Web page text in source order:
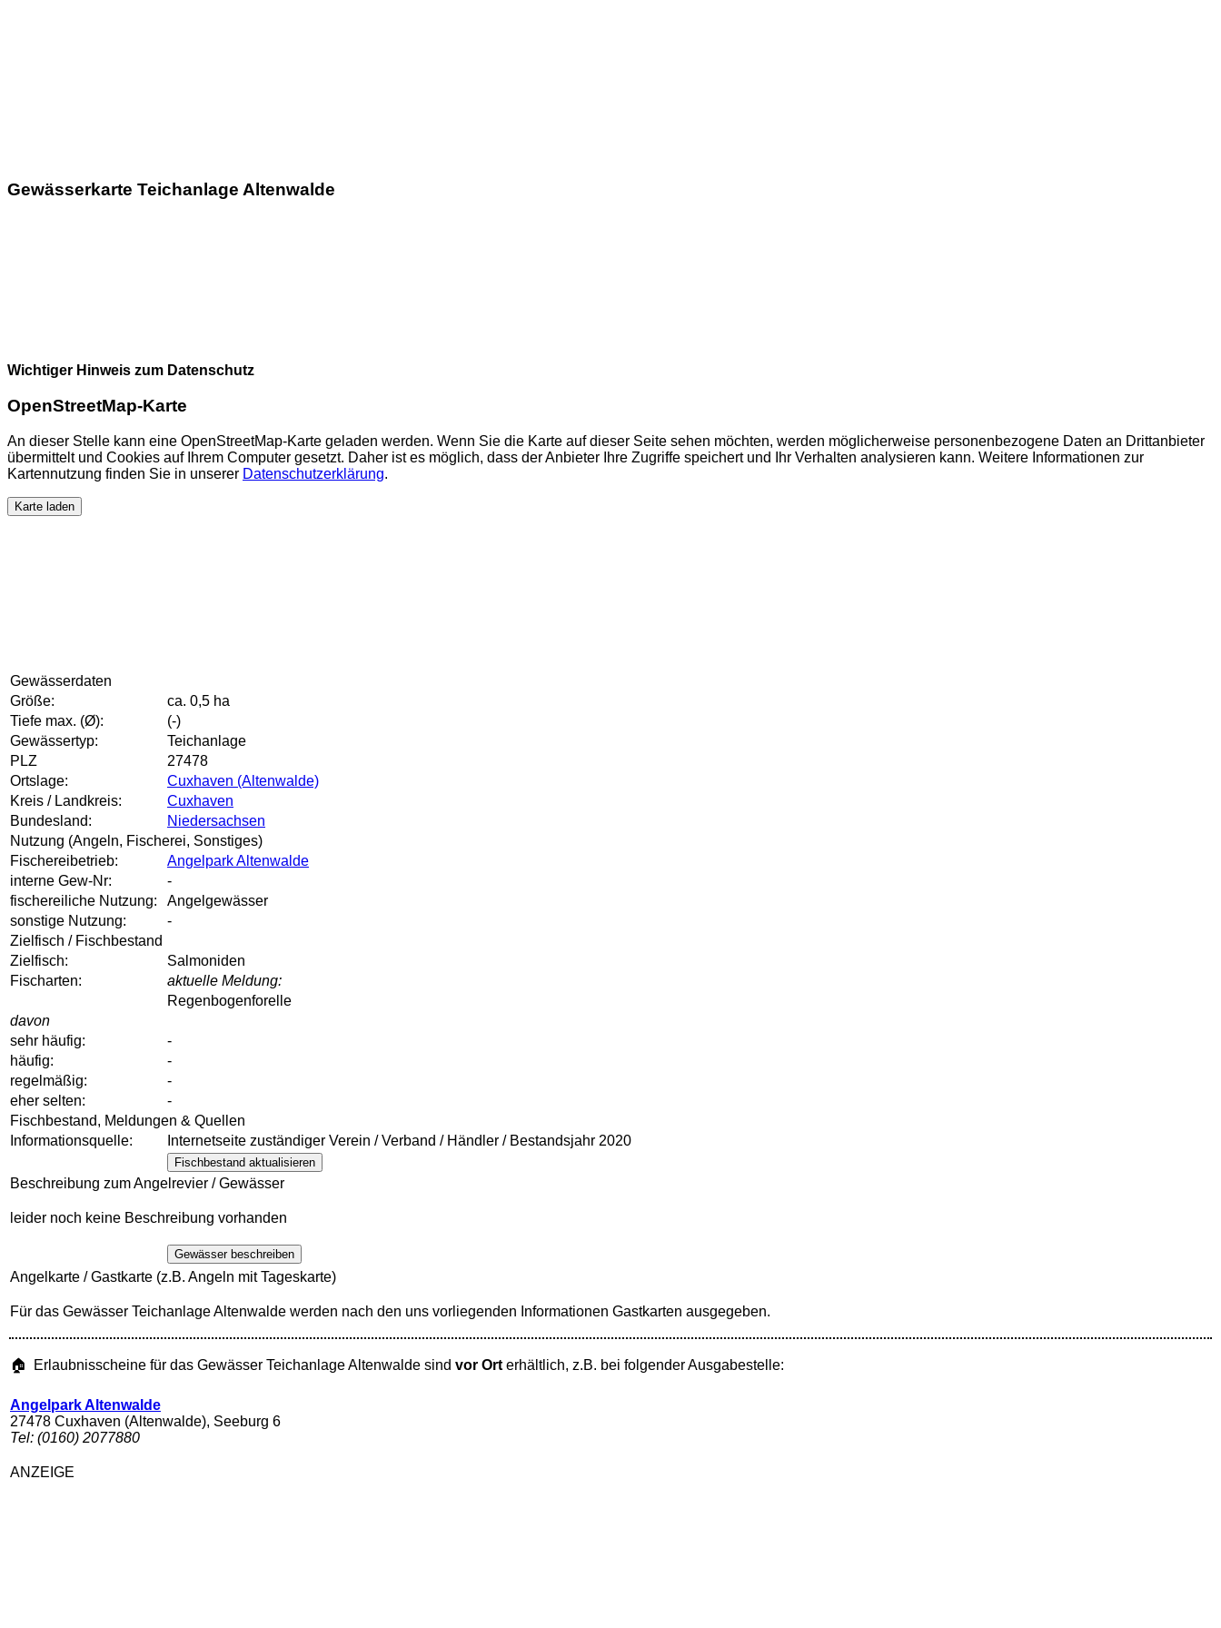
Gewässerkarte Teichanlage Altenwalde
Wichtiger Hinweis zum Datenschutz
OpenStreetMap-Karte
An dieser Stelle kann eine OpenStreetMap-Karte geladen werden. Wenn Sie die Karte auf dieser Seite sehen möchten, werden möglicherweise personenbezogene Daten an Drittanbieter
übermittelt und Cookies auf Ihrem Computer gesetzt. Daher ist es möglich, dass der Anbieter Ihre Zugriffe speichert und Ihr Verhalten analysieren kann. Weitere Informationen zur
Kartennutzung finden Sie in unserer Datenschutzerklärung.
Karte laden
Gewässerdaten
Größe:
ca. 0,5 ha
Tiefe max. (Ø):
(-)
Gewässertyp:
Teichanlage
PLZ
27478
Ortslage:
Cuxhaven (Altenwalde)
Kreis / Landkreis:
Cuxhaven
Bundesland:
Niedersachsen
Nutzung (Angeln, Fischerei, Sonstiges)
Fischereibetrieb:
Angelpark Altenwalde
interne Gew-Nr:
-
fischereiliche Nutzung:
Angelgewässer
sonstige Nutzung:
-
Zielfisch / Fischbestand
Zielfisch:
Salmoniden
Fischarten:
aktuelle Meldung:
Regenbogenforelle
davon
sehr häufig:
-
häufig:
-
regelmäßig:
-
eher selten:
-
Fischbestand, Meldungen & Quellen
Informationsquelle:
Internetseite zuständiger Verein / Verband / Händler / Bestandsjahr 2020
Fischbestand aktualisieren
Beschreibung zum Angelrevier / Gewässer
leider noch keine Beschreibung vorhanden
Gewässer beschreiben
Angelkarte / Gastkarte (z.B. Angeln mit Tageskarte)
Für das Gewässer Teichanlage Altenwalde werden nach den uns vorliegenden Informationen Gastkarten ausgegeben.
🏠 Erlaubnisscheine für das Gewässer Teichanlage Altenwalde sind vor Ort erhältlich, z.B. bei folgender Ausgabestelle:
Angelpark Altenwalde
27478 Cuxhaven (Altenwalde), Seeburg 6
Tel: (0160) 2077880
ANZEIGE